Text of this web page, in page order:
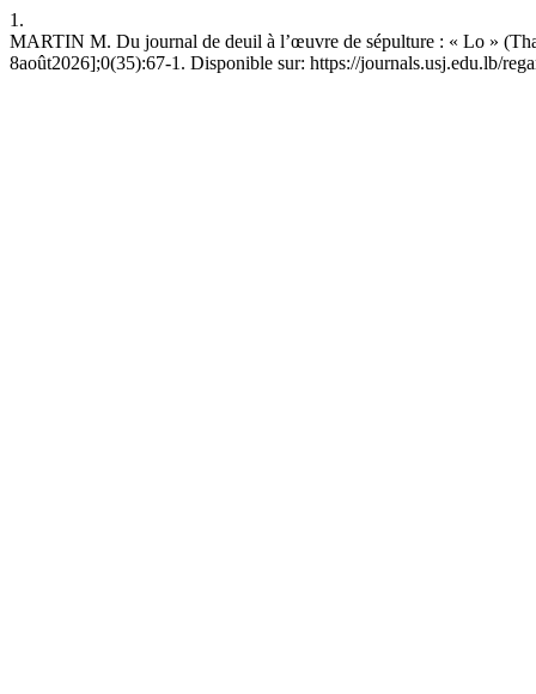
1.
MARTIN M. Du journal de deuil à l’œuvre de sépulture : « Lo »
8août2026];0(35):67-1. Disponible sur: https://journals.usj.edu.lb/